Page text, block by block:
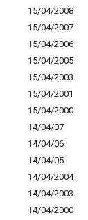
15/04/2008
15/04/2007
15/04/2006
15/04/2005
15/04/2003
15/04/2001
15/04/2000
14/04/07
14/04/06
14/04/05
14/04/2004
14/04/2003
14/04/2000